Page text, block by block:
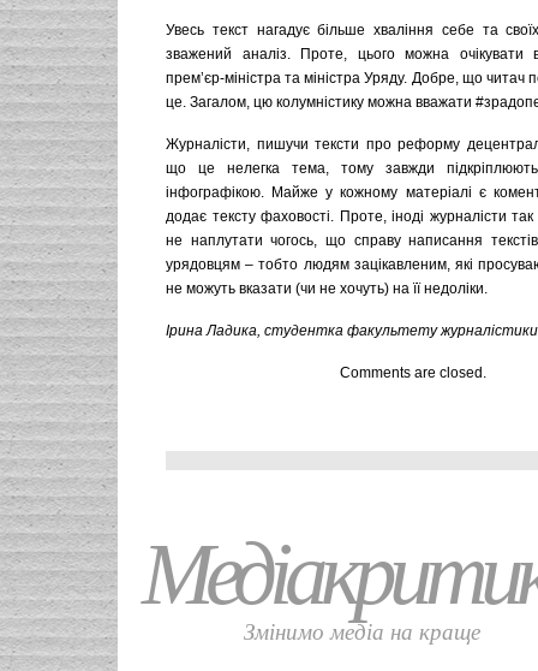
Увесь текст нагадує більше хваління себе та
зважений аналіз. Проте, цього можна очікувати
прем’єр-міністра та міністра Уряду. Добре, що
це. Загалом, цю колумністику можна вважати
Журналісти, пишучи тексти про реформу
що це нелегка тема, тому завжди підкріплюють
інфографікою. Майже у кожному матеріалі є
додає тексту фаховості. Проте, іноді журналісти
не наплутати чогось, що справу написання
урядовцям – тобто людям зацікавленим, які
не можуть вказати (чи не хочуть) на її недоліки.
Ірина Ладика, студентка факультету
Comments are closed.
Змінимо медіа на краще